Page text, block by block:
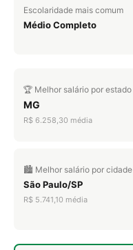
Escolaridade mais comum
Médio Completo
🏆 Melhor salário por estado
MG
R$ 6.258,30 média
🏙️ Melhor salário por cidade
São Paulo/SP
R$ 5.741,10 média